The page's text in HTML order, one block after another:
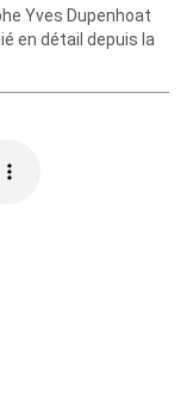
Yves Dupenhoat
en détail depuis la